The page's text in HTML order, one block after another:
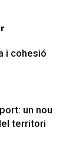
i cohesió
un nou
territori